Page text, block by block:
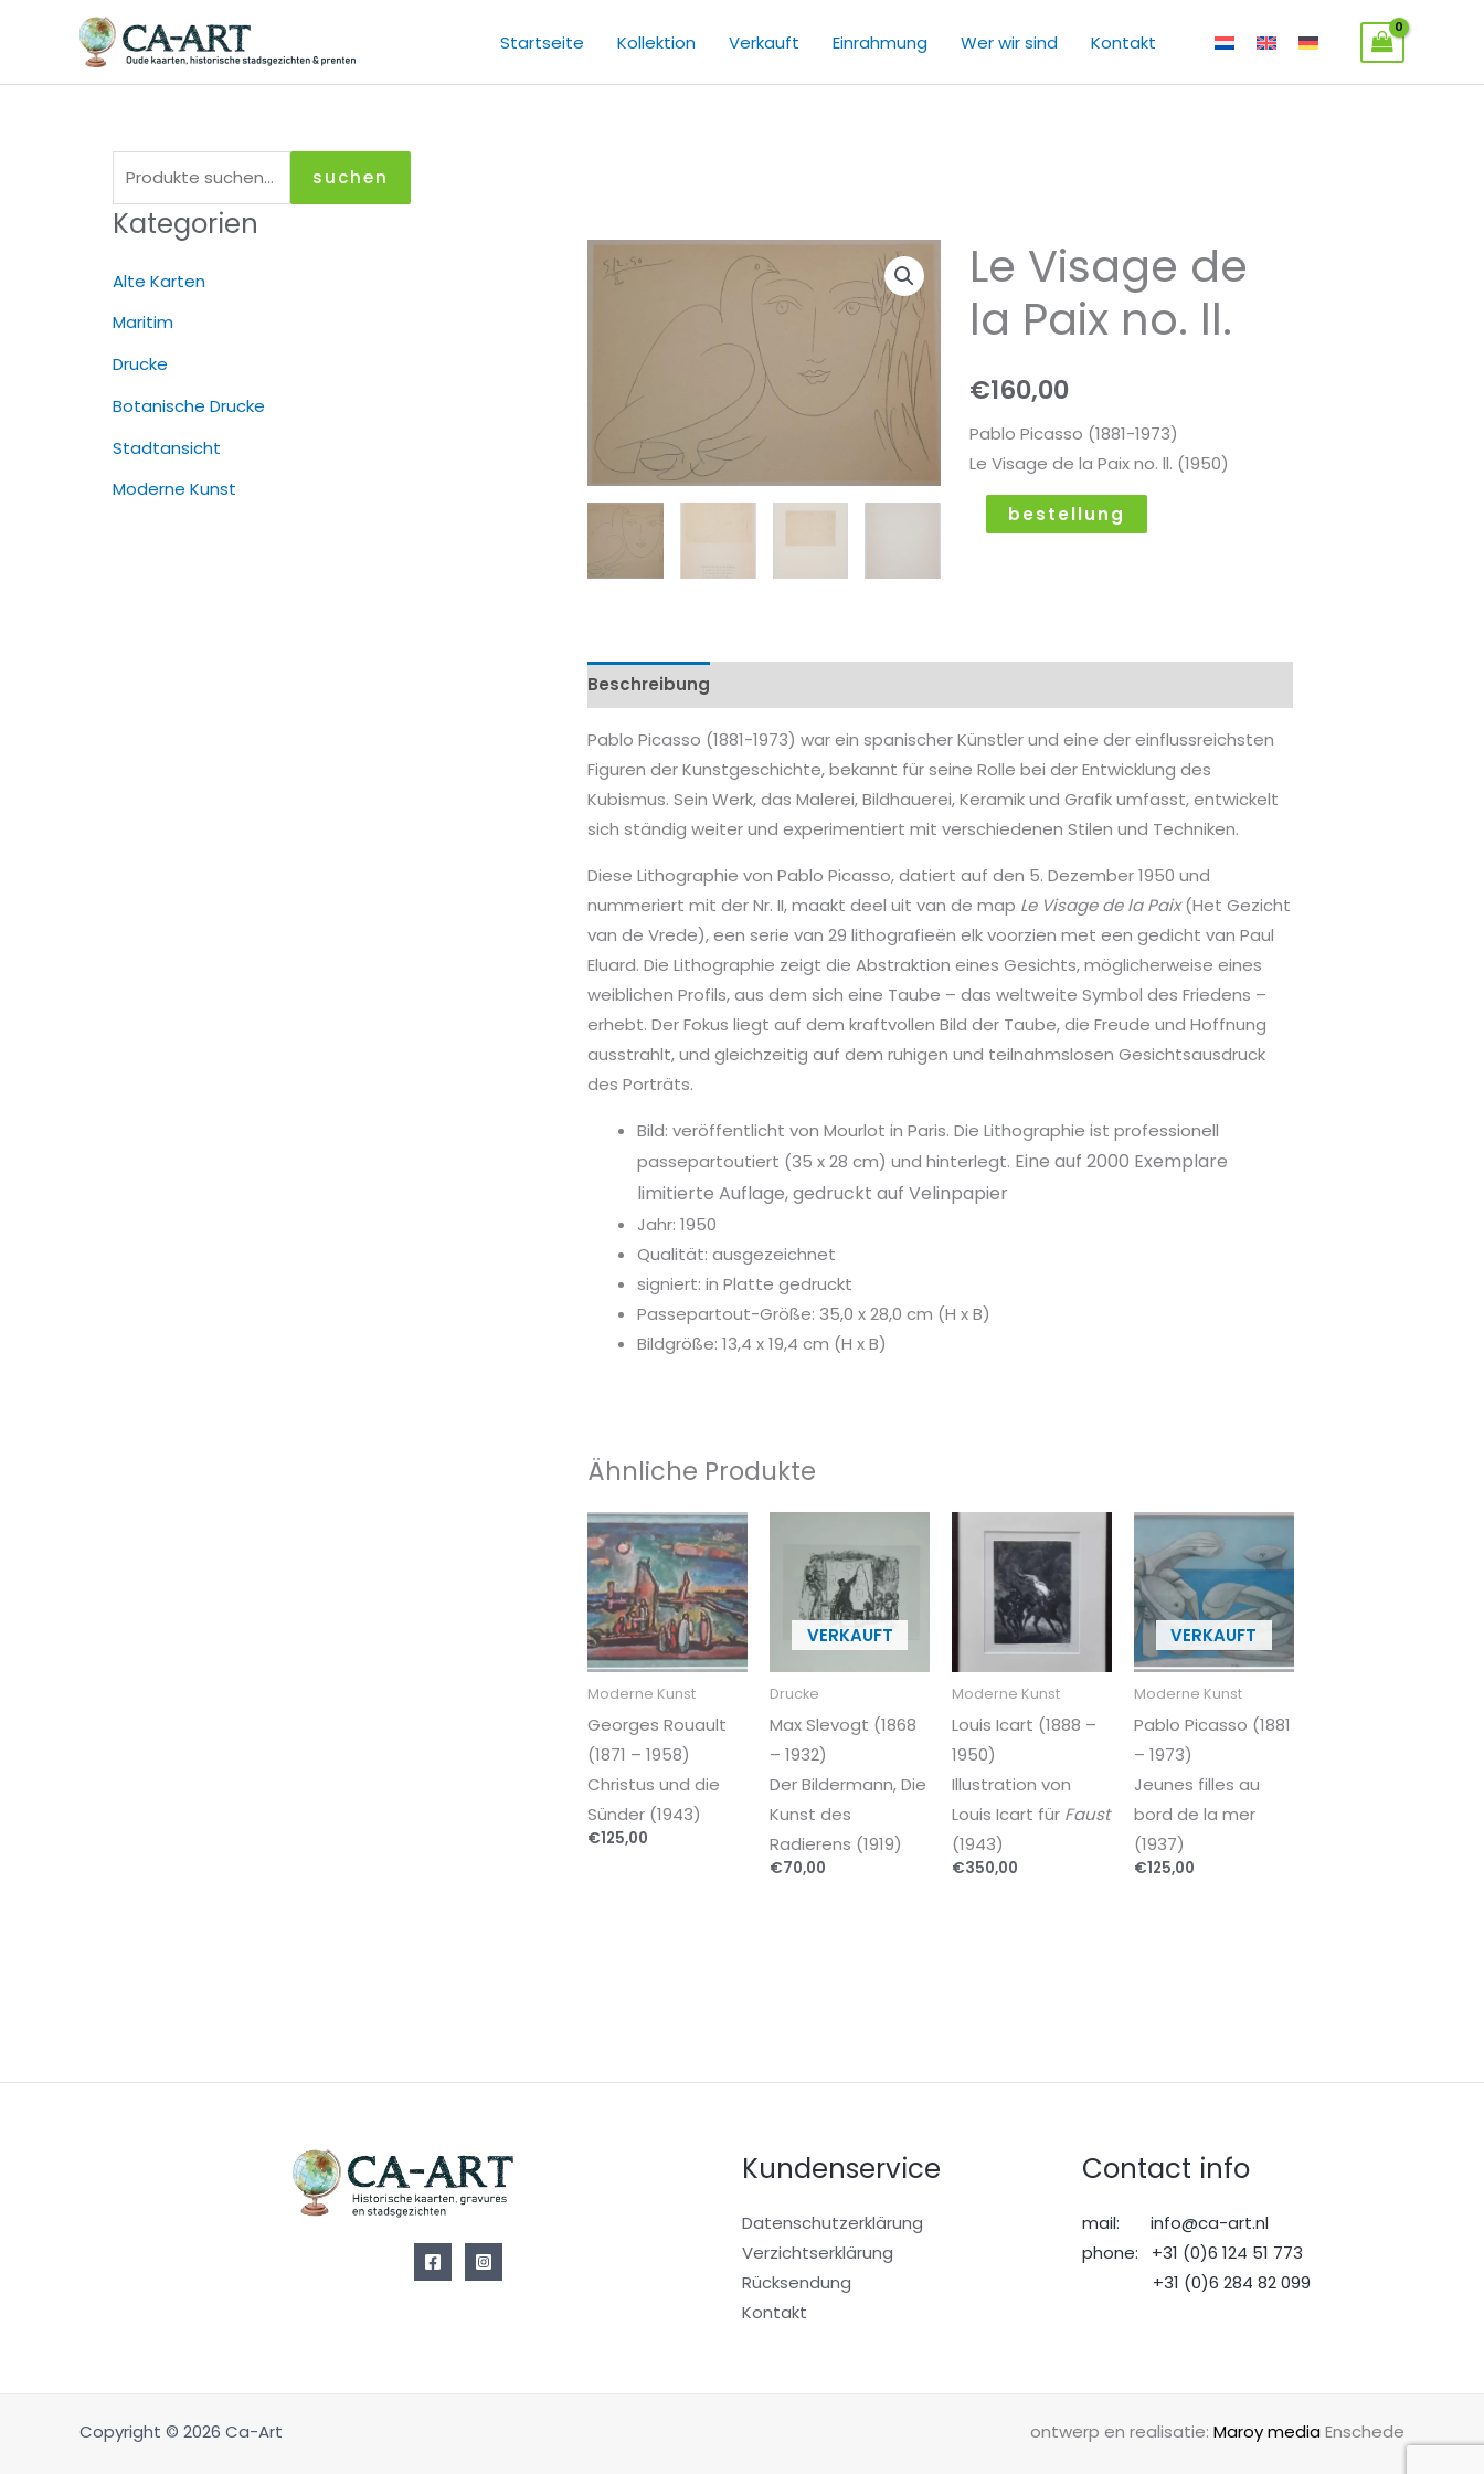
Startseite Kollektion Verkauft Einrahmung Wer wir sind Kontakt
u
c
n
a
c
suchen
Kategorien
Alte Karten
Maritim
Drucke
Botanische Drucke
Stadtansicht
Moderne Kunst
Le Visage de
la Paix no. ll.
€160,00
Pablo Picasso (1881-1973)
Le Visage de la Paix no. ll. (1950)
Le
Visage
de
no.
ll.
Menge
bestellung
Beschreibung
Pablo Picasso (1881-1973) war ein spanischer Künstler und eine der einflussreichsten
Figuren der Kunstgeschichte, bekannt für seine Rolle bei der Entwicklung des
Kubismus. Sein Werk, das Malerei, Bildhauerei, Keramik und Grafik umfasst, entwickelt
sich ständig weiter und experimentiert mit verschiedenen Stilen und Techniken.
Diese Lithographie von Pablo Picasso, datiert auf den 5. Dezember 1950 und
nummeriert mit der Nr. II, maakt deel uit van de map Le Visage de la Paix(Het Gezicht
van de Vrede), een serie van 29 lithografieën elk voorzien met een gedicht van Paul
Eluard. Die Lithographie zeigt die Abstraktion eines Gesichts, möglicherweise eines
weiblichen Profils, aus dem sich eine Taube – das weltweite Symbol des Friedens –
erhebt. Der Fokus liegt auf dem kraftvollen Bild der Taube, die Freude und Hoffnung
ausstrahlt, und gleichzeitig auf dem ruhigen und teilnahmslosen Gesichtsausdruck
des Porträts.
Bild: veröffentlicht von Mourlot in Paris. Die Lithographie ist professionell
passepartoutiert (35 x 28 cm) und hinterlegt. Eine auf 2000 Exemplare
limitierte Auflage, gedruckt auf Velinpapier
Jahr: 1950
Qualität: ausgezeichnet
signiert: in Platte gedruckt
Passepartout-Größe: 35,0 x 28,0 cm (H x B)
Bildgröße: 13,4 x 19,4 cm (H x B)
Ähnliche Produkte
Moderne Kunst
Georges Rouault
(1871 – 1958)
Christus und die
Sünder (1943)
€125,00
Drucke
Max Slevogt (1868
– 1932)
Der Bildermann, Die
Kunst des
Radierens (1919)
€70,00
Moderne Kunst
Louis Icart (1888 –
1950)
Illustration von
Louis Icart für Faust
(1943)
€350,00
Moderne Kunst
Pablo Picasso (1881
– 1973)
Jeunes filles au
bord de la mer
(1937)
€125,00
Kundenservice
Datenschutzerklärung
Verzichtserklärung
Rücksendung
Kontakt
Contact info
mail: info@ca-art.nl
phone: +31 (0)6 124 51 773
+31 (0)6 284 82 099
Copyright © 2026 Ca-Art ontwerp en realisatie: Maroy mediaEnschede